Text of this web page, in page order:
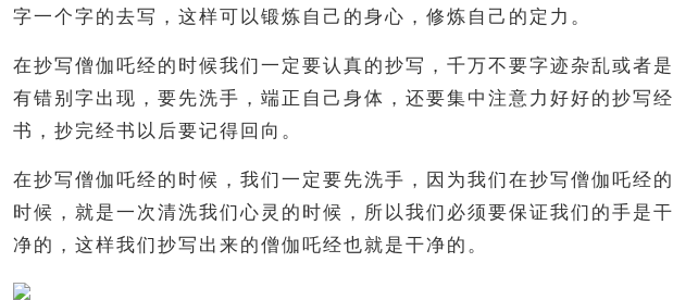
字一个字的去写，这样可以锻炼自己的身心，修炼自己的定力。
在抄写僧伽吒经的时候我们一定要认真的抄写，千万不要字迹杂乱或者是
有错别字出现，要先洗手，端正自己身体，还要集中注意力好好的抄写经
书，抄完经书以后要记得回向。
在抄写僧伽吒经的时候，我们一定要先洗手，因为我们在抄写僧伽吒经的
时候，就是一次清洗我们心灵的时候，所以我们必须要保证我们的手是干
净的，这样我们抄写出来的僧伽吒经也就是干净的。